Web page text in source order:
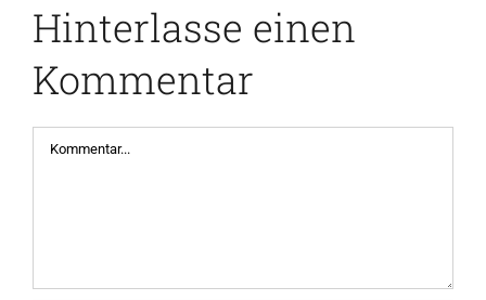
Hinterlasse einen
Kommentar
Kommentar